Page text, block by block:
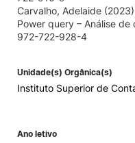
Carvalho, Adelaide
Power query – Análise
972-722-928-4
Unidade(s) Orgânica(s)
Instituto Superior de
Ano letivo